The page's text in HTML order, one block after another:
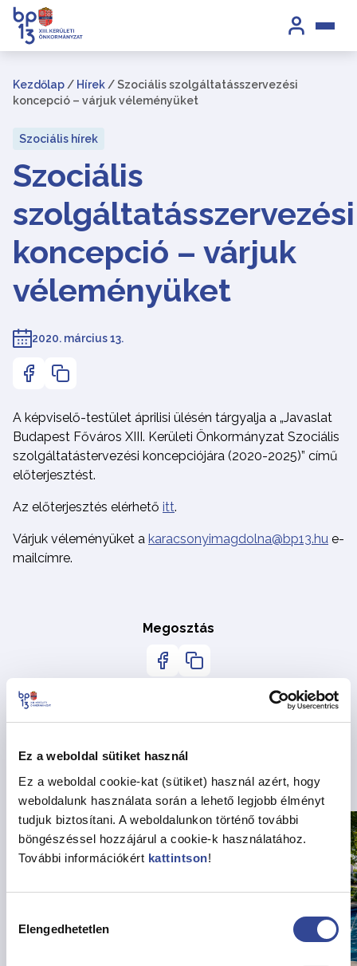
Ez a weboldal sütiket használ
Ez a weboldal cookie-kat (sütiket) használ azért, hogy
weboldalunk használata során a lehető legjobb élményt
tudjuk biztosítani. A weboldalunkon történő további
böngészéssel hozzájárul a cookie-k használatához.
További információkért kattintson!
kiválasztása
Elengedhetetlen
Kezdőlap / Hírek /Szociális szolgáltatásszervezési
koncepció – várjuk véleményüket
Szociális hírek
Szociális
szolgáltatásszervezési
koncepció – várjuk
véleményüket
2020. március 13.
A képviselő-testület áprilisi ülésén tárgyalja a „Javaslat
Budapest Főváros XIII. Kerületi Önkormányzat Szociális
szolgáltatástervezési koncepciójára (2020-2025)” című
előterjesztést.
Az előterjesztés elérhető itt.
Várjuk véleményüket a karacsonyimagdolna@bp13.hu e-
mailcímre.
Megosztás
Vissza az Hírekhez
Kapcsolódó hírek